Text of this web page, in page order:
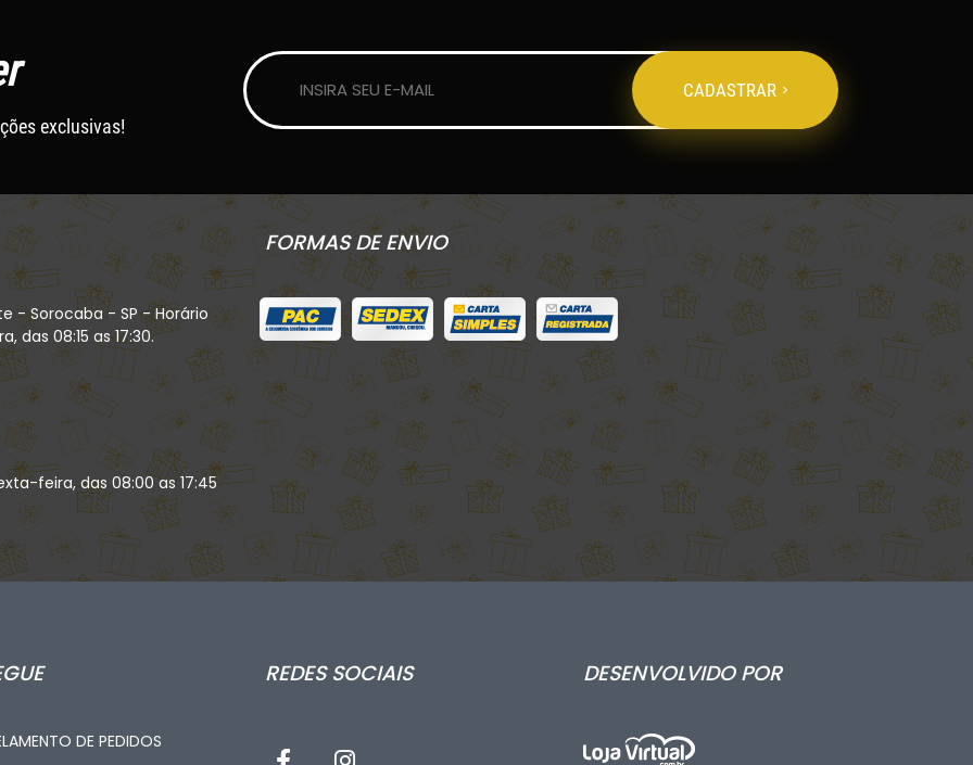
exclusivas!
CADASTRAR
- Sorocaba - SP - Horário
das 08:15 as 17:30.
feira, das 08:00 as 17:45
FORMAS DE ENVIO
DE PEDIDOS
REDES SOCIAIS DESENVOLVIDO POR